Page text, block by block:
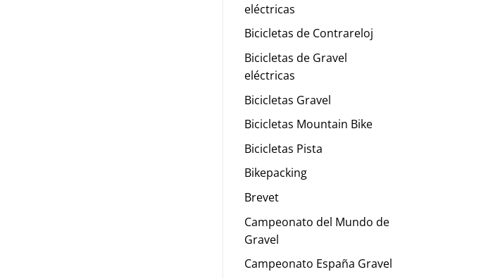
eléctricas
Bicicletas de Contrareloj
Bicicletas de Gravel
eléctricas
Bicicletas Gravel
Bicicletas Mountain Bike
Bicicletas Pista
Bikepacking
Brevet
Campeonato del Mundo de
Gravel
Campeonato España Gravel